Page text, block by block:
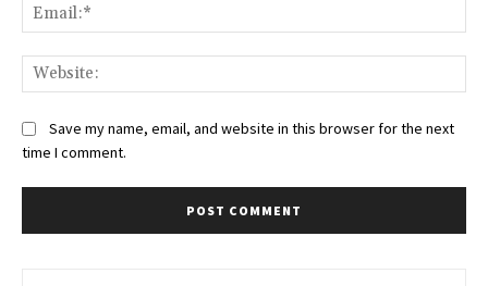
Save my name, email, and website in this browser for the next
time I comment.